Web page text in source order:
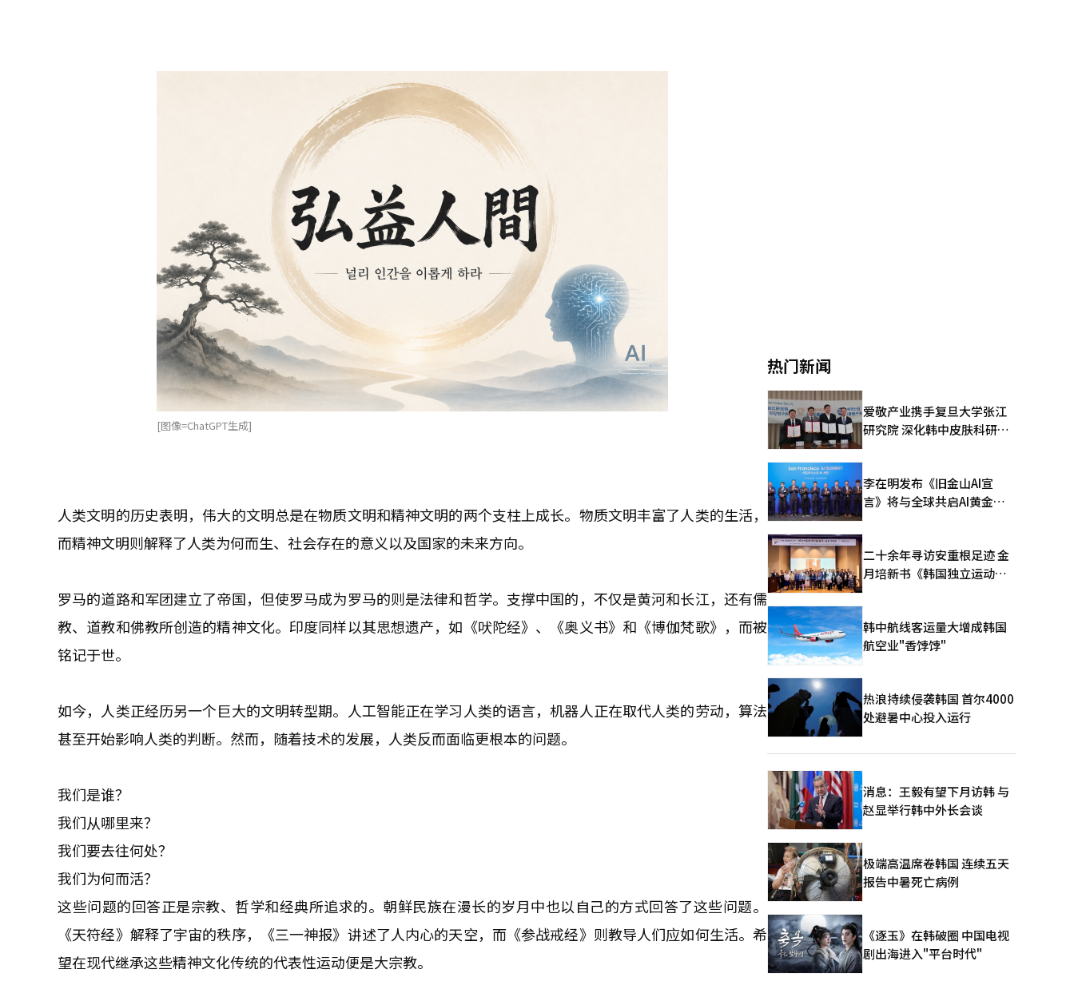
[图像=ChatGPT生成]
人类文明的历史表明，伟大的文明总是在物质文明和精神文明的两个支柱上成长。物质文明丰富了人类的生活，
而精神文明则解释了人类为何而生、社会存在的意义以及国家的未来方向。
罗马的道路和军团建立了帝国，但使罗马成为罗马的则是法律和哲学。支撑中国的，不仅是黄河和长江，还有儒
教、道教和佛教所创造的精神文化。印度同样以其思想遗产，如《吠陀经》、《奥义书》和《博伽梵歌》，而被
铭记于世。
如今，人类正经历另一个巨大的文明转型期。人工智能正在学习人类的语言，机器人正在取代人类的劳动，算法
甚至开始影响人类的判断。然而，随着技术的发展，人类反而面临更根本的问题。
我们是谁？
我们从哪里来？
我们要去往何处？
我们为何而活？
这些问题的回答正是宗教、哲学和经典所追求的。朝鲜民族在漫长的岁月中也以自己的方式回答了这些问题。
《天符经》解释了宇宙的秩序，《三一神报》讲述了人内心的天空，而《参战戒经》则教导人们应如何生活。希
望在现代继承这些精神文化传统的代表性运动便是大宗教。
热门新闻
爱敬产业携手复旦大学张江
研究院 深化韩中皮肤科研合
李在明发布《旧金山AI宣
言》将与全球共启AI黄金时
二十余年寻访安重根足迹 金
月培新书《韩国独立运动圣
韩中航线客运量大增成韩国
航空业"香饽饽"
热浪持续侵袭韩国 首尔4000
处避暑中心投入运行
消息：王毅有望下月访韩 与
赵显举行韩中外长会谈
极端高温席卷韩国 连续五天
报告中暑死亡病例
《逐玉》在韩破圈 中国电视
剧出海进入"平台时代"